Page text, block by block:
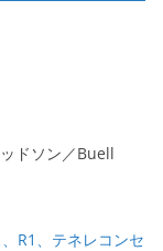
ドソン／Buell
R1、テネレコンセ